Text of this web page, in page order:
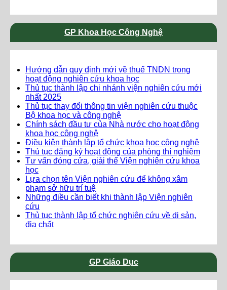
GP Khoa Học Công Nghệ
Hướng dẫn quy định mới về thuế TNDN trong
hoạt động nghiên cứu khoa học
Thủ tục thành lập chi nhánh viện nghiên cứu mới
nhất 2025
Thủ tục thay đổi thông tin viện nghiên cứu thuộc
Bộ khoa học và công nghệ
Chính sách đầu tư của Nhà nước cho hoạt động
khoa học công nghệ
Điều kiện thành lập tổ chức khoa học công nghệ
Thủ tục đăng ký hoạt động của phòng thí nghiệm
Tư vấn đóng cửa, giải thể Viện nghiên cứu khoa
học
Lựa chọn tên Viện nghiên cứu để không xâm
phạm sở hữu trí tuệ
Những điều cần biết khi thành lập Viện nghiên
cứu
Thủ tục thành lập tổ chức nghiên cứu về di sản,
địa chất
GP Giáo Dục